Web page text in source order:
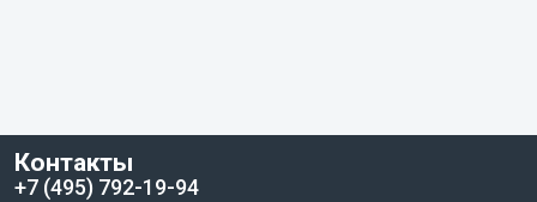
Контакты
+7 (495) 792-19-94